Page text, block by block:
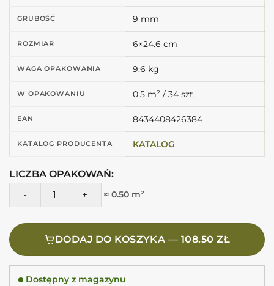
GRUBOŚĆ 9 mm
ROZMIAR 6×24.6 cm
WAGA OPAKOWANIA 9.6 kg
W OPAKOWANIU 0.5 m² / 34 szt.
EAN 8434408426384
KATALOG PRODUCENTA KATALOG
LICZBA OPAKOWAŃ:
ilość Harmony RABAT GREEN 6X24,6 Zielone matowe
≈ 0.50 m²
DODAJ DO KOSZYKA — 108.50 ZŁ
Dostępny z magazynu